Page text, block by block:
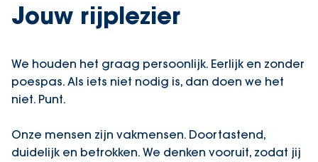
Jouw rijplezier
We houden het graag persoonlijk. Eerlijk en zonder
poespas. Als iets niet nodig is, dan doen we het
niet. Punt.
Onze mensen zijn vakmensen. Doortastend,
duidelijk en betrokken. We denken vooruit, zodat jij